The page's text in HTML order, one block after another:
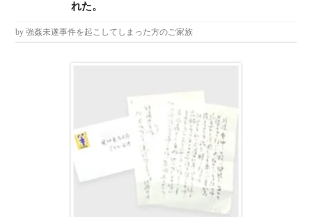
れた。
by 強姦未遂事件を起こしてしまった方のご家族